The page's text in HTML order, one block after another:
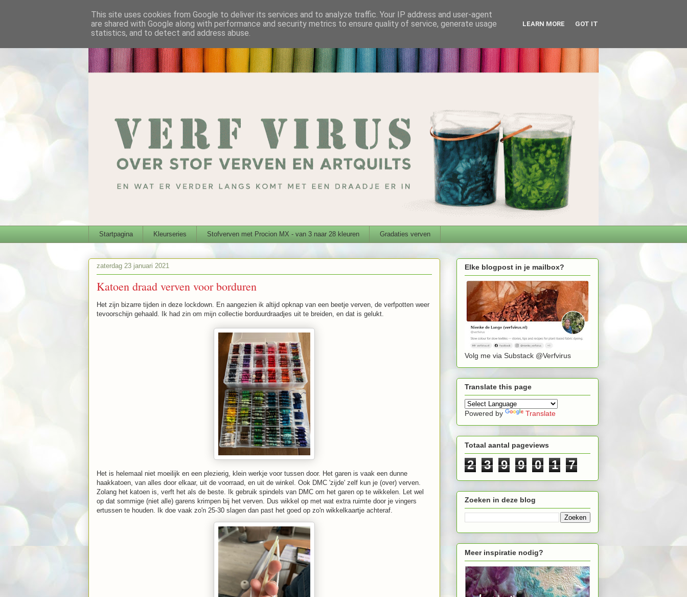
Startpagina Kleurseries Stofverven met Procion MX - van 3 naar 28 kleuren Gradaties verven
zaterdag 23 januari 2021
Katoen draad verven voor borduren
Het zijn bizarre tijden in deze lockdown. En aangezien ik altijd opknap van een beetje verven, de verfpotten weer
tevoorschijn gehaald. Ik had zin om mijn collectie borduurdraadjes uit te breiden, en dat is gelukt.
Het is helemaal niet moeilijk en een plezierig, klein werkje voor tussen door. Het garen is vaak een dunne
haakkatoen, van alles door elkaar, uit de voorraad, en uit de winkel. Ook DMC 'zijde' zelf kun je (over) verven.
Zolang het katoen is, verft het als de beste. Ik gebruik spindels van DMC om het garen op te wikkelen. Let wel
op dat sommige (niet alle) garens krimpen bij het verven. Dus wikkel op met wat extra ruimte door je vingers
ertussen te houden. Ik doe vaak zo'n 25-30 slagen dan past het goed op zo'n wikkelkaartje achteraf.
Elke blogpost in je mailbox?
Volg me via Substack @Verfvirus
Translate this page
Powered by Translate
Totaal aantal pageviews
2 3 9 9 0 1 7
Zoeken in deze blog
Meer inspiratie nodig?
This site uses cookies from Google to deliver its services and to analyze traffic. Your IP address and user-agent
are shared with Google along with performance and security metrics to ensure quality of service, generate usage
statistics, and to detect and address abuse.
LEARN MORE GOT IT